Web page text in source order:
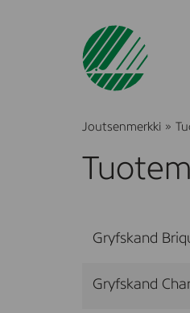
Joutsenmerkki »
Gryfskand
Gryfskand